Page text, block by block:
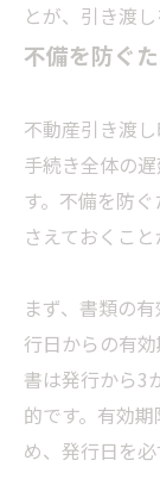
とが、引き渡
不備を防ぐ
不動産引き渡
手続き全体の
す。不備を防
さえておくこと
まず、書類の
行日からの有
書は発行から3
的です。有効
め、発行日を